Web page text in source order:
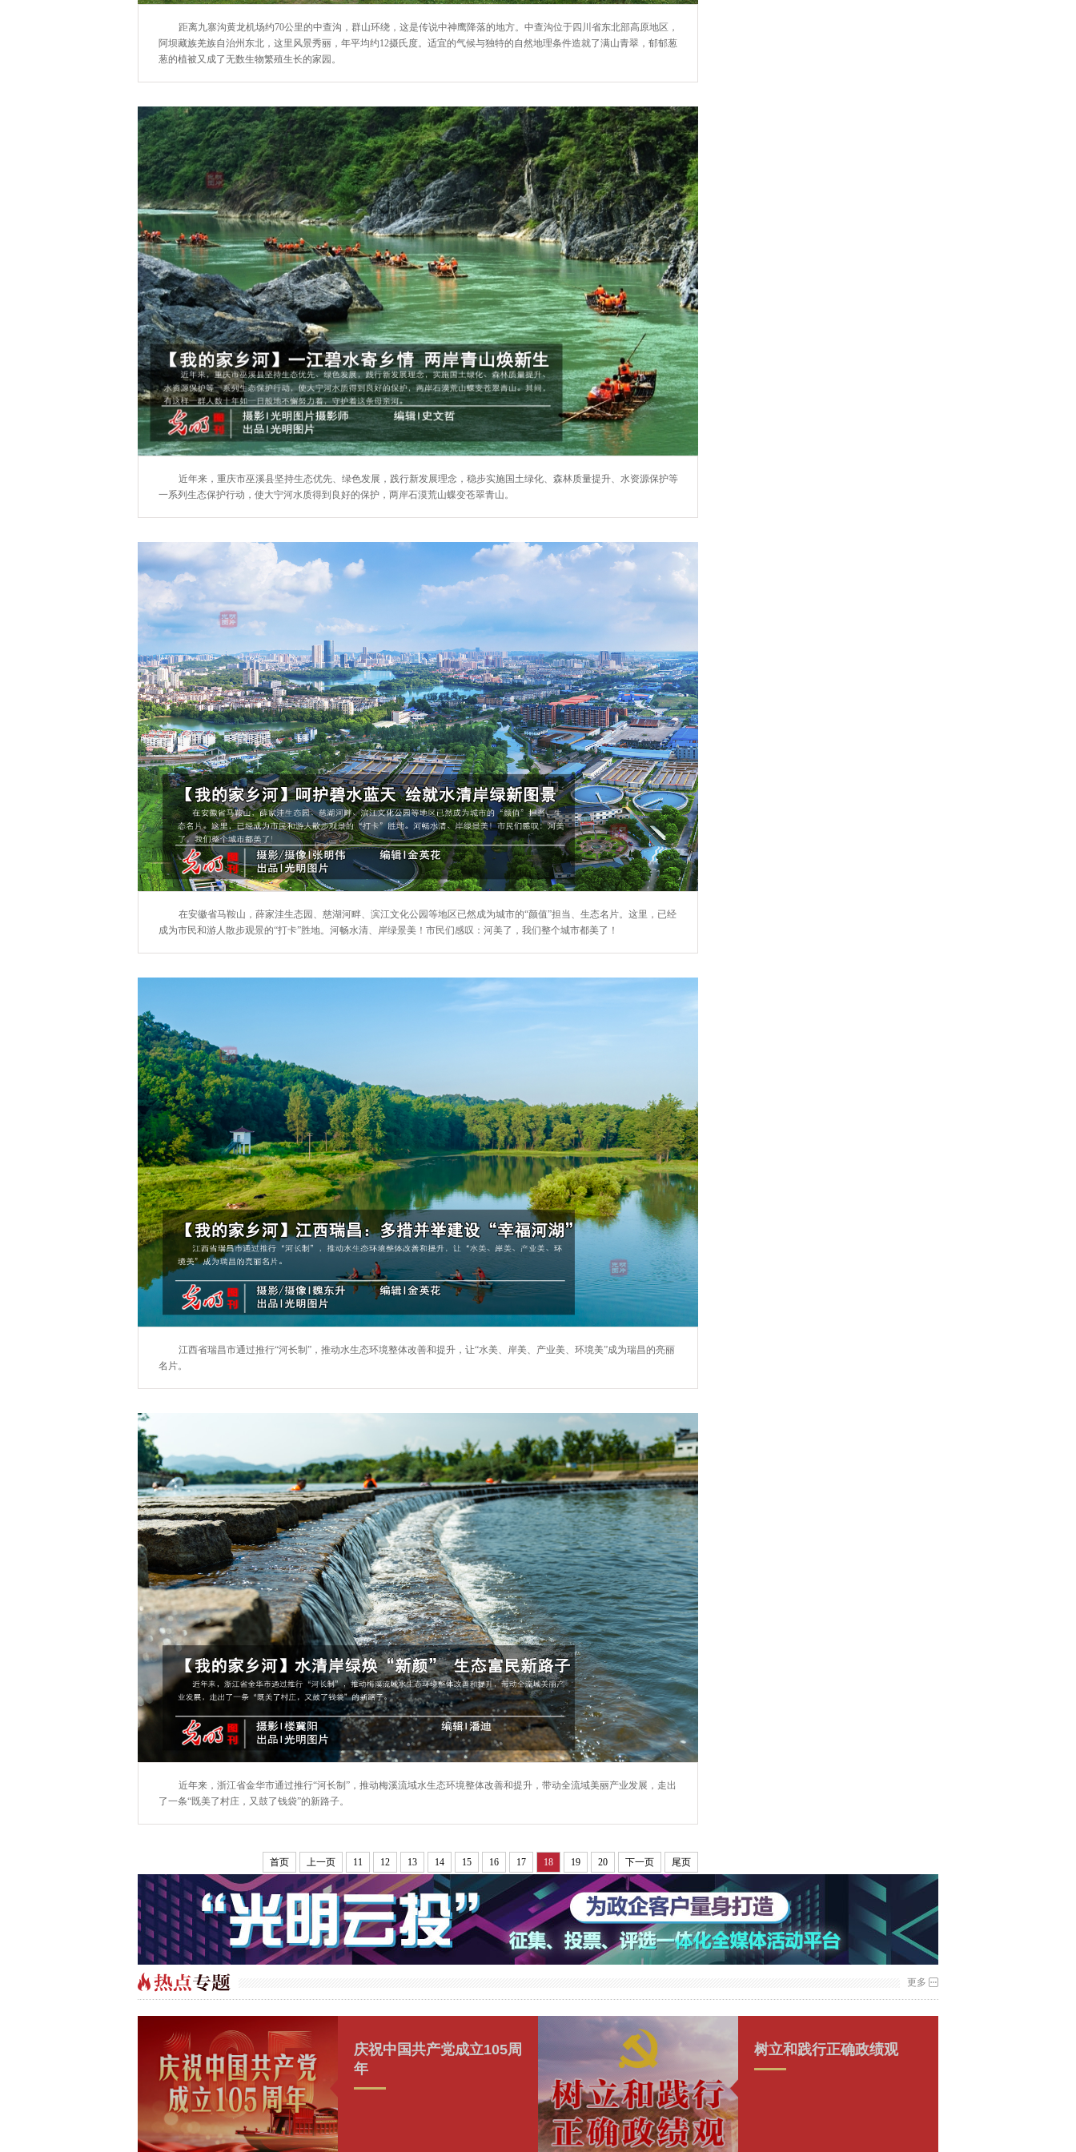
距离九寨沟黄龙机场约70公里的中查沟，群山环绕，这是传说中神鹰降落的地方。中查沟位于四川省东北部高原地区，
阿坝藏族羌族自治州东北，这里风景秀丽，年平均约12摄氏度。适宜的气候与独特的自然地理条件造就了满山青翠，郁郁葱
葱的植被又成了无数生物繁殖生长的家园。
近年来，重庆市巫溪县坚持生态优先、绿色发展，践行新发展理念，稳步实施国土绿化、森林质量提升、水资源保护等
一系列生态保护行动，使大宁河水质得到良好的保护，两岸石漠荒山蝶变苍翠青山。
在安徽省马鞍山，薛家洼生态园、慈湖河畔、滨江文化公园等地区已然成为城市的“颜值”担当、生态名片。这里，已经
成为市民和游人散步观景的“打卡”胜地。河畅水清、岸绿景美！市民们感叹：河美了，我们整个城市都美了！
江西省瑞昌市通过推行“河长制”，推动水生态环境整体改善和提升，让“水美、岸美、产业美、环境美”成为瑞昌的亮丽
名片。
近年来，浙江省金华市通过推行“河长制”，推动梅溪流域水生态环境整体改善和提升，带动全流域美丽产业发展，走出
了一条“既美了村庄，又鼓了钱袋”的新路子。
首页 上一页 11 12 13 14 15 16 17 18 19 20 下一页 尾页